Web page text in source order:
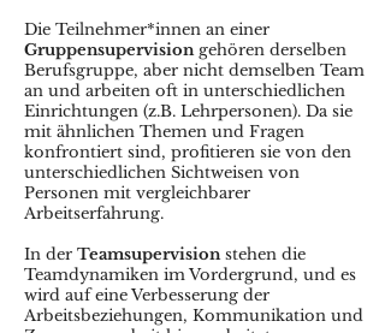
Die Teilnehmer*innen an einer
Gruppensupervisiongehören derselben
Berufsgruppe, aber nicht demselben Team
an und arbeiten oft in unterschiedlichen
Einrichtungen (z.B. Lehrpersonen). Da sie
mit ähnlichen Themen und Fragen
konfrontiert sind, profitieren sie von den
unterschiedlichen Sichtweisen von
Personen mit vergleichbarer
Arbeitserfahrung.
In der Teamsupervisionstehen die
Teamdynamiken im Vordergrund, und es
wird auf eine Verbesserung der
Arbeitsbeziehungen, Kommunikation und